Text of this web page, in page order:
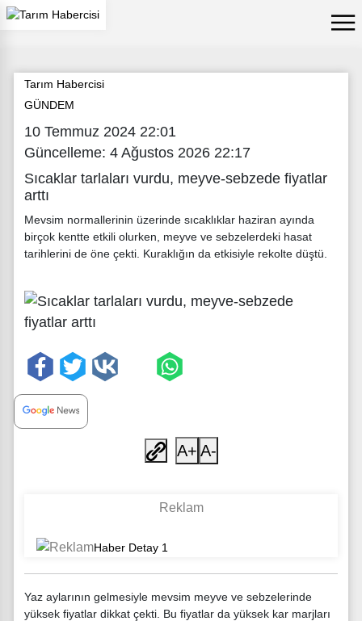
Tarım Habercisi
GÜNDEM
10 Temmuz 2024 22:01
Güncelleme: 4 Ağustos 2026 22:17
Sıcaklar tarlaları vurdu, meyve-sebzede fiyatlar
arttı
Mevsim normallerinin üzerinde sıcaklıklar haziran ayında
birçok kentte etkili olurken, meyve ve sebzelerdeki hasat
tarihlerini de öne çekti. Kuraklığın da etkisiyle rekolte düştü.
A+ A-
Yaz aylarının gelmesiyle mevsim meyve ve sebzelerinde
yüksek fiyatlar dikkat çekti. Bu fiyatlar da yüksek kar marjları